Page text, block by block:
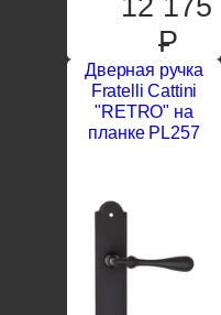
P
Дверная ручка
Fratelli Cattini
"RETRO" на
планке PL257